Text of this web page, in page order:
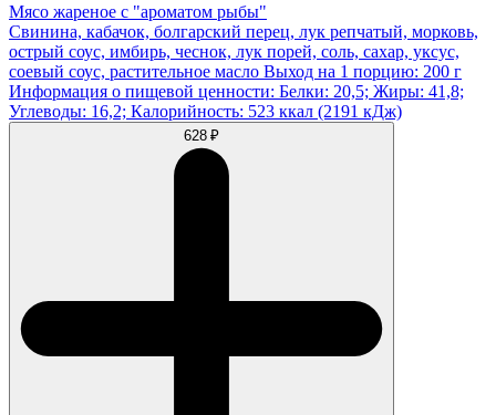
Мясо жареное с "ароматом рыбы"
Свинина, кабачок, болгарский перец, лук репчатый, морковь,
острый соус, имбирь, чеснок, лук порей, соль, сахар, уксус,
соевый соус, растительное масло Выход на 1 порцию: 200 г
Информация о пищевой ценности: Белки: 20,5; Жиры: 41,8;
Углеводы: 16,2; Калорийность: 523 ккал (2191 кДж)
628 ₽